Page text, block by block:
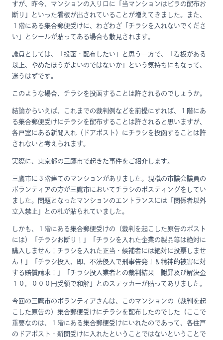
すが、昨今、マンションの入り口に「当マンションはビラの配布お
断り」といった看板が出されていることが増えてきました。また、
１階にある集合郵便受けに、わざわざ「チラシを入れないでくださ
い」とシールが貼ってある場合も散見されます。
議員としては、「投函・配布したい」と思う一方で、「看板がある
以上、やめたほうがよいのではないか」という気持ちにもなって、
迷うはずです。
このような場合、チラシを投函することは許されるのでしょうか。
結論からいえば、これまでの裁判例などを前提にすれば、１階にあ
る集合郵便受けにチラシを配布することは許されると思いますが、
各戸室にある新聞入れ（ドアポスト）にチラシを投函することは許
されないと考えられます。
実際に、東京都の三鷹市で起きた事件をご紹介します。
三鷹市に３階建てのマンションがありました。現職の市議会議員の
ボランティアの方が三鷹市においてチラシのポスティングをしてい
ました。問題となったマンションのエントランスには「関係者以外
立入禁止」との札が貼られていました。
しかも、１階にある集合郵便受けの（裁判を起こした原告のポスト
には）「チラシお断り！」「チラシを入れた企業の製品等は絶対に
購入しません！チラシを入れた正当・候補者には絶対に投票しませ
ん！」「チラシ投入、即、不法侵入で刑事告発！＆精神的被害に対
する賠償請求！」「チラシ投入業者との裁判結果 謝罪及び解決金
１０，０００円受領で和解」とのステッカーが貼ってありました。
今回の三鷹市のボランティアさんは、このマンションの（裁判を起
こした原告の）集合郵便受けにチラシを配布したのでした（ここで
重要なのは、１階にある集合郵便受けにいれたのであって、各住戸
のドアポスト・新聞受けに入れたということではないということで